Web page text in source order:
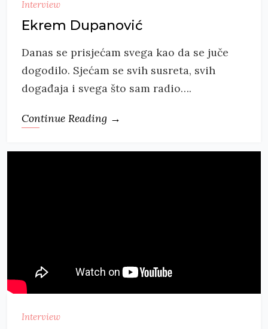
Interview
Ekrem Dupanović
Danas se prisjećam svega kao da se juče
dogodilo. Sjećam se svih susreta, svih
događaja i svega što sam radio….
Continue Reading →
Interview